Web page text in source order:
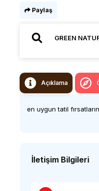
Paylaş
Açıklama
en uygun tatil
İletişim Bilgileri